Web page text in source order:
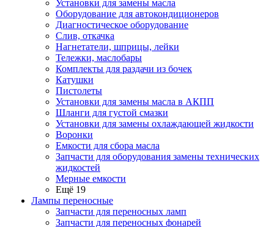
Установки для замены масла
Оборудование для автокондиционеров
Диагностическое оборудование
Слив, откачка
Нагнетатели, шприцы, лейки
Тележки, маслобары
Комплекты для раздачи из бочек
Катушки
Пистолеты
Установки для замены масла в АКПП
Шланги для густой смазки
Установки для замены охлаждающей жидкости
Воронки
Емкости для сбора масла
Запчасти для оборудования замены технических
жидкостей
Мерные емкости
Ещё 19
Лампы переносные
Запчасти для переносных ламп
Запчасти для переносных фонарей